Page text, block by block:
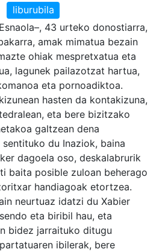
liburubila
43 urteko donostiarra,
amak mimatua bezain
ohiak mespretxatua eta
lagunek pailazotzat hartua,
eta pornoadiktoa.
hasten da kontakizuna,
eta bere bizitzako
galtzean dena
du Inaziok, baina
dagoela oso, deskalabrurik
baita posible zuloan beherago
handiagoak etortzea.
neurtuaz idatzi du Xabier
eta biribil hau, eta
bidez jarraituko ditugu
ibilerak, bere